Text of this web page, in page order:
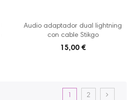
Audio adaptador dual lightning
con cable Stikgo
15,00 €
1 2